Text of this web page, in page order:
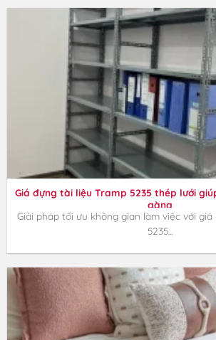
Giá đựng tài liệu Tramp 5235 thép lưới
gàng
Giải pháp tối ưu không gian làm việc với
5235...